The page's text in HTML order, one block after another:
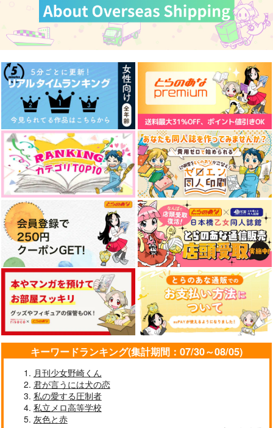
花火のあとも あなた
ポカポカ日和
787円（税込）
伊弉冉一二三×観音坂独歩
サンプル
作品詳細
永久指名、喜んで！
マキビシ
275円（税込）
サンプル
作品詳細
ALBUM TIC.
オルクナカ
（税込）
サンプル
作品詳細
ごめんね
さんかく
787円（税込）
伊弉冉一二三×観音坂独歩
サンプル
作品詳細
にちにちこれこうじつ
rosyapple.
605円（税込）
伊弉冉一二三×観音坂独歩
サンプル
作品詳細
ムー
GOZOUROPPU
472円（税込）
伊弉冉一二三×観音坂独歩
サンプル
作品詳細
さよならさみしい人
うがいだいすき
セール中 専売
362円（税込）
ヒプノシスマイク
サンプル
カート
イドの底から/星へ
魔物 in da 給湯室
専売 880円（税込）
ヒプノシスマイク
伊弉冉一二三×観音坂独歩
サンプル
カート
1番人気12.10倍
単勝1.7倍
専売 629円（税込）
ヒプノシスマイク
伊弉冉一二三×観音坂独歩
サンプル
カート
キーワードランキング(集計期間：07/30～08/05)
月刊少女野崎くん
君が言うには犬の恋
私の愛する圧制者
私立メロ高等学校
灰色と赤